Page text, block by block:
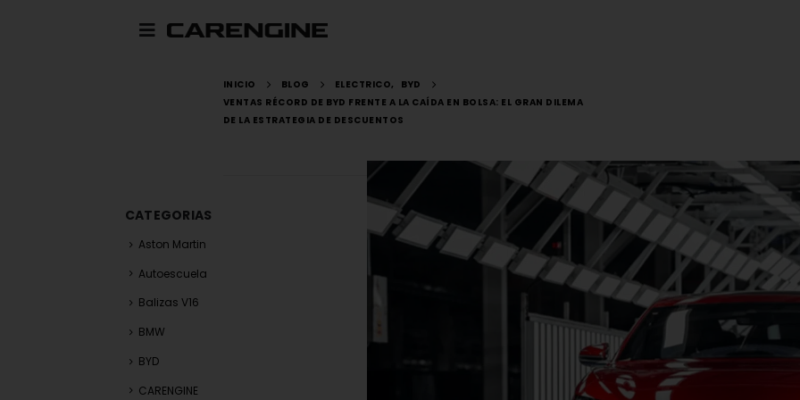
INICIO BLOG ELECTRICO,
BYD
VENTAS RÉCORD DE BYD FRENTE A LA CAÍDA EN BOLSA: EL GRAN DILEMA
DE LA ESTRATEGIA DE DESCUENTOS
CATEGORIAS
Aston Martin
Autoescuela
Balizas V16
BMW
BYD
CARENGINE